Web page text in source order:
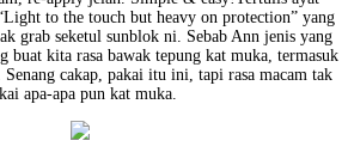
to the touch but heavy on protection” yang
grab seketul sunblok ni. Sebab Ann jenis yang
buat kita rasa bawak tepung kat muka, termasuk
cakap, pakai itu ini, tapi rasa macam tak
apa-apa pun kat muka.